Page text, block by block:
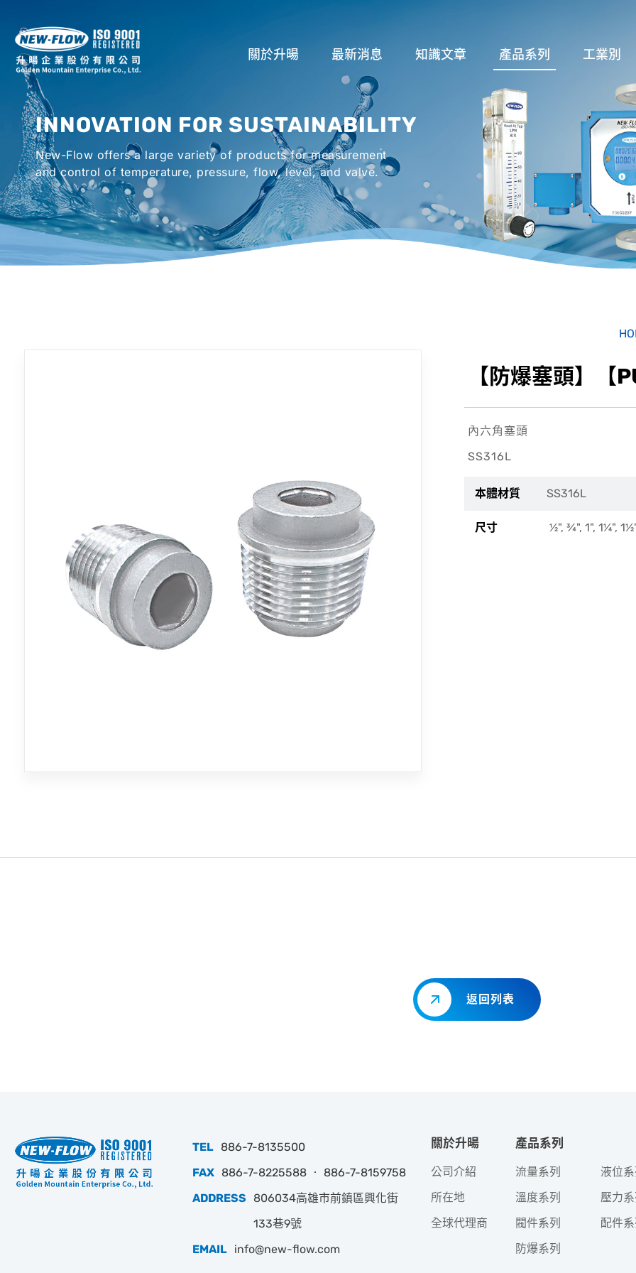
關於升暘
所在地
全球代理商
最新消息 知識文章
液位計種類及運作
壓力開關
產品系列
流量系列
液位系列
溫度系列
壓力系列
閥件系列
配件系列
工業別
潤滑系統
冷卻機組系
烤箱及臭氧反
機械密封罐
緊急淋浴洗
INNOVATION FOR SUSTAINABILITY
New-Flow offers a large variety of products for measurement
and control of temperature, pressure, flow, level, and valve.
【防爆塞頭】【
內六角塞頭
SS316L
本體材質 SS316L
尺寸 ½", ¾", 1", 1¼", 1
返回列表
TEL 886-7-8135500
FAX 886-7-8225588 ‧ 886-7-8159758
ADDRESS
806034高雄市前鎮區興化街
133巷9號
EMAIL info@new-flow.com
關於升暘
公司介紹
所在地
全球代理商
產品系列
流量系列
液位系
溫度系列
壓力系
閥件系列
配件系
防爆系列